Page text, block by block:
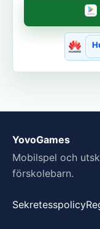
YovoGames
Mobilspel och
förskolebarn.
Sekretesspolicy